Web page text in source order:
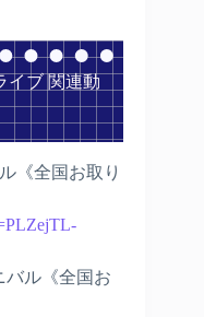
ブ 関連動
《全国お取り
バル《全国お